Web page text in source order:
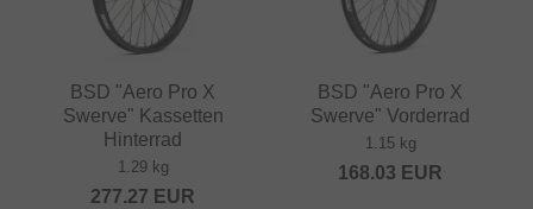
BSD "Aero Pro X
Swerve" Kassetten
Hinterrad
1.29 kg
277.27 EUR
BSD "Aero Pro X
Swerve" Vorderrad
1.15 kg
168.03 EUR